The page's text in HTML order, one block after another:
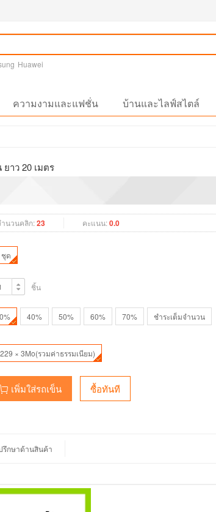
Huawei
ความงามและแฟชั่น บ้านและไลฟ์สไตล์
าว 20 เมตร
ำนวนคลิก:23 คะแนน:0.0
ชุด
ชิ้น
40% 50% 60% 70% ชำระเต็มจำนวน
× 3Mo(รวมค่าธรรมเนียม)
เพิ่มใส่รถเข็น ซื้อทันที
รึกษาด้านสินค้า